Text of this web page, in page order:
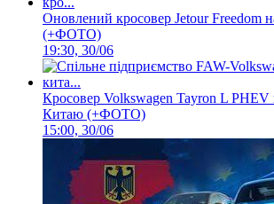
Оновлений кросовер Jetour Freedom
(+ФОТО)
19:30, 30/06
Кросовер Volkswagen Tayron L
Китаю (+ФОТО)
15:00, 30/06